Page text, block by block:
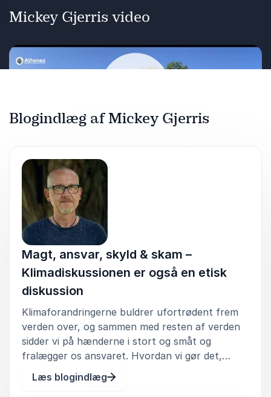
dét, sådan for alvor, at se en flodhest er et
møde med Gud?
Foredraget kan tilrettelægges ift. specifikke
ønsker og behov.
Mickey Gjerris video
Blogindlæg af Mickey Gjerris
Magt, ansvar, skyld & skam –
Klimadiskussionen er også en etisk
diskussion
Klimaforandringerne buldrer ufortrødent frem
verden over, og sammen med resten af verden
sidder vi på hænderne i stort og småt og
fralægger os ansvaret. Hvordan vi gør det,
skifter med årstiderne, men i øjeblikket er især
to strategier populære. Den ene går på at
Læs blogindlæg